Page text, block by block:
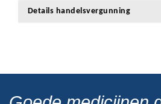
Details handelsvergunning